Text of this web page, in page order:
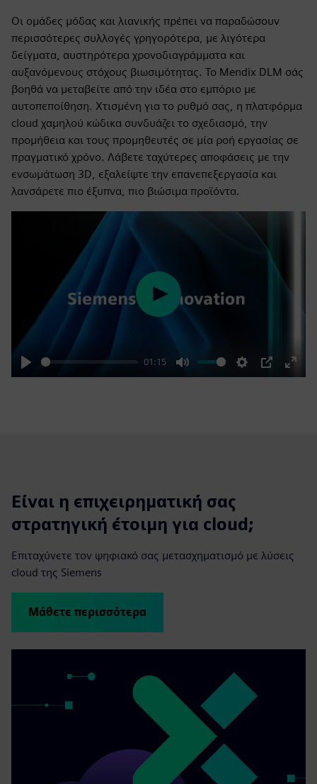
Οι ομάδες μόδας και λιανικής πρέπει να παραδώσουν
περισσότερες συλλογές γρηγορότερα, με λιγότερα
δείγματα, αυστηρότερα χρονοδιαγράμματα και
αυξανόμενους στόχους βιωσιμότητας. Το Mendix DLM σάς
βοηθά να μεταβείτε από την ιδέα στο εμπόριο με
αυτοπεποίθηση. Χτισμένη για το ρυθμό σας, η πλατφόρμα
cloud χαμηλού κώδικα συνδυάζει το σχεδιασμό, την
προμήθεια και τους προμηθευτές σε μία ροή εργασίας σε
πραγματικό χρόνο. Λάβετε ταχύτερες αποφάσεις με την
ενσωμάτωση 3D, εξαλείψτε την επανεπεξεργασία και
λανσάρετε πιο έξυπνα, πιο βιώσιμα προϊόντα.
Play
01:15
Mute Settings
PIP
Enter
Play
Είναι η επιχειρηματική σας
στρατηγική έτοιμη για cloud;
Επιταχύνετε τον ψηφιακό σας μετασχηματισμό με λύσεις
cloud της Siemens
Μάθετε περισσότερα